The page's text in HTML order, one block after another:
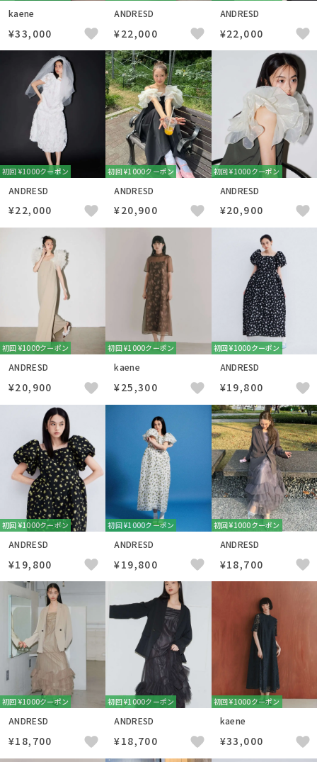
kaene
¥33,000
ANDRESD
¥22,000
ANDRESD
¥22,000
初回 ¥1000クーポン
ANDRESD
¥22,000
初回 ¥1000クーポン
ANDRESD
¥20,900
初回 ¥1000クーポン
ANDRESD
¥20,900
初回 ¥1000クーポン
ANDRESD
¥20,900
初回 ¥1000クーポン
kaene
¥25,300
初回 ¥1000クーポン
ANDRESD
¥19,800
初回 ¥1000クーポン
ANDRESD
¥19,800
初回 ¥1000クーポン
ANDRESD
¥19,800
初回 ¥1000クーポン
ANDRESD
¥18,700
初回 ¥1000クーポン
ANDRESD
¥18,700
初回 ¥1000クーポン
ANDRESD
¥18,700
初回 ¥1000クーポン
kaene
¥33,000